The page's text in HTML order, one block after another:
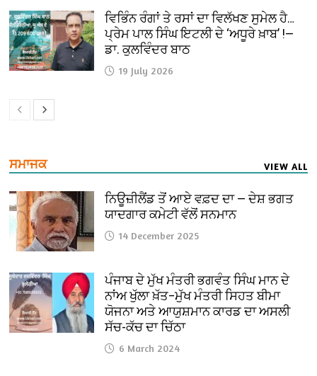
ਵਿਭਿੰਨ ਰੰਗਾਂ ਤੇ ਰਸਾਂ ਦਾ ਵਿਲੱਖਣ ਸੁਮੇਲ ਹੈ…
ਪ੍ਰੇਮ ਪਾਲ ਸਿੰਘ ਇਟਲੀ ਦੇ ‘ਅਧੂਰੇ ਖ਼ਾਬ’ !—
ਡਾ. ਕੁਲਵਿੰਦਰ ਬਾਠ
19 July 2026
ਸਮਾਜਕ VIEW ALL
ਨਿਊਜ਼ੀਲੈਂਡ ਤੋਂ ਆਏ ਵਫ਼ਦ ਦਾ — ਦੇਸ਼ ਭਗਤ
ਯਾਦਗਾਰ ਕਮੇਟੀ ਵੱਲੋਂ ਸਨਮਾਨ
14 December 2025
ਪੰਜਾਬ ਦੇ ਮੁੱਖ ਮੰਤਰੀ ਭਗਵੰਤ ਸਿੰਘ ਮਾਨ ਦੇ
ਨਾਂਅ ਖੁੱਲਾ ਖ਼ੱਤ–ਮੁੱਖ ਮੰਤਰੀ ਸਿਹਤ ਬੀਮਾ
ਯੋਜਨਾ ਅਤੇ ਆਯੁਸ਼ਮਾਨ ਕਾਰਡ ਦਾ ਅਸਲੀ
ਸੱਚ-ਕੱਚ ਦਾ ਚਿੱਠਾ
6 March 2024